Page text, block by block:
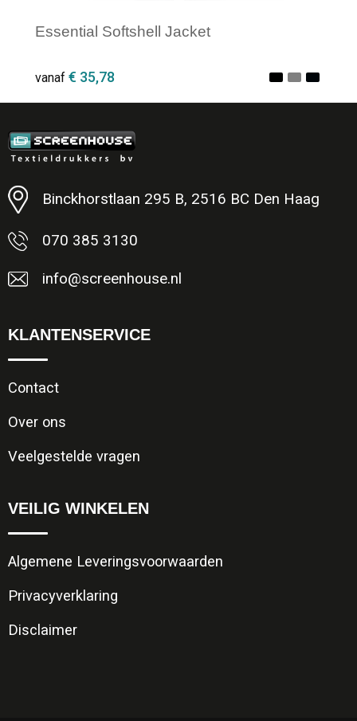
Essential Softshell Jacket
vanaf € 35,78
Minimale afname: 1
Binckhorstlaan 295 B, 2516 BC Den Haag
070 385 3130
info@screenhouse.nl
KLANTENSERVICE
Contact
Over ons
Veelgestelde vragen
VEILIG WINKELEN
Algemene Leveringsvoorwaarden
Privacyverklaring
Disclaimer